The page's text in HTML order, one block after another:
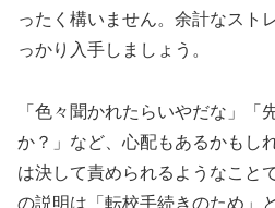
ったく構いません。余計なスト
っかり入手しましょう。
「色々聞かれたらいやだな」「
か？」など、心配もあるかもし
は決して責められるようなこと
の説明は「転校手続きのため」